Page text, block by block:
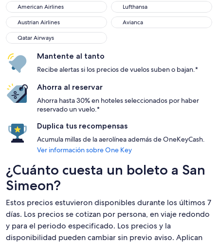
American Airlines
American Airlines Lufthansa
Lufthansa
Austrian Airlines
Austrian Airlines Avianca
Avianca
Qatar Airways
Qatar Airways
Mantente al tanto
Recibe alertas si los precios de vuelos suben o bajan.*
Ahorra al reservar
Ahorra hasta 30% en hoteles seleccionados por haber
reservado un vuelo.*
Duplica tus recompensas
Acumula millas de la aerolínea además de OneKeyCash.
Ver información sobre One Key
¿Cuánto cuesta un boleto a San
Simeon?
Estos precios estuvieron disponibles durante los últimos 7
días. Los precios se cotizan por persona, en viaje redondo
y para el periodo especificado. Los precios y la
disponibilidad pueden cambiar sin previo aviso. Aplican